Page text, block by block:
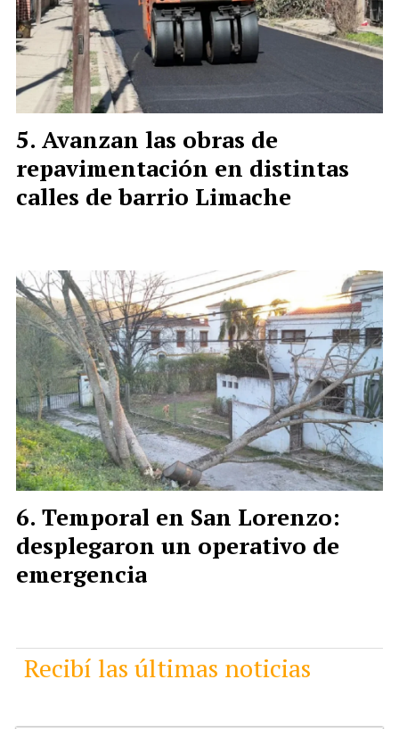
Avanzan las obras de
repavimentación en distintas
calles de barrio Limache
Temporal en San Lorenzo:
desplegaron un operativo de
emergencia
Recibí las últimas noticias